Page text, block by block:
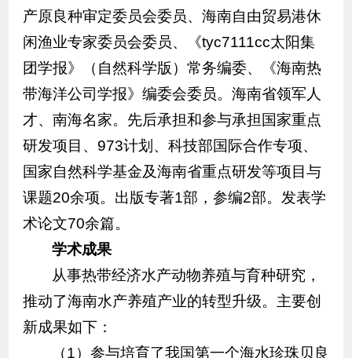
产原良种审定委员会委员、海南自由贸易港休
闲渔业专家委员会委员、《tyc7111cc太阳集
团学报》（自然科学版）常务编委、《海南热
带海洋公司学报》编委会委员。海南省领军人
才、南海名家。先后承担和参与承担国家重点
研发项目、973计划、科技部国际合作专项、
国家自然科学基金及海南省重点研发等项目与
课题20余项。出版专著1部，参编2部。发表学
术论文70余篇。
学术成果
从事热带经济水产动物养殖与育种研究，
推动了海南水产养殖产业的转型升级。主要创
新成果如下：
（1）参与培育了我国第一个海水珍珠贝良